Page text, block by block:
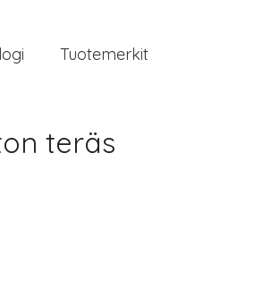
Tuotemerkit
teräs